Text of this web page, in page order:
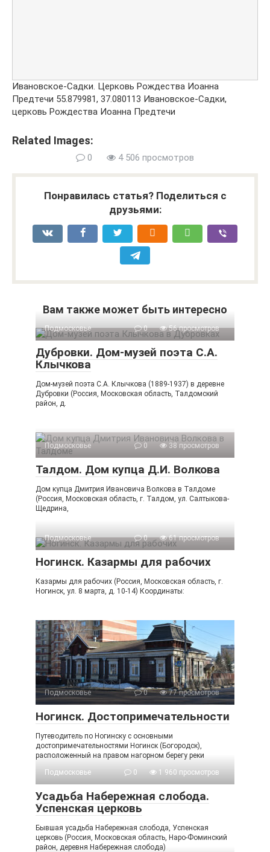
Ивановское-Садки. Церковь Рождества Иоанна
Предтечи 55.879981, 37.080113 Ивановское-Садки,
церковь Рождества Иоанна Предтечи
Related Images:
0 4 506 просмотров
Понравилась статья? Поделиться с
друзьями:
Вам также может быть интересно
Подмосковье 0 56 просмотров
Дубровки. Дом-музей поэта С.А.
Клычкова
Дом-музей поэта С.А. Клычкова (1889-1937) в деревне
Дубровки (Россия, Московская область, Талдомский
район, д.
Подмосковье 0 38 просмотров
Талдом. Дом купца Д.И. Волкова
Дом купца Дмитрия Ивановича Волкова в Талдоме
(Россия, Московская область, г. Талдом, ул. Салтыкова-
Щедрина,
Подмосковье 0 61 просмотров
Ногинск. Казармы для рабочих
Казармы для рабочих (Россия, Московская область, г.
Ногинск, ул. 8 марта, д. 10-14) Координаты:
Подмосковье 0 77 просмотров
Ногинск. Достопримечательности
Путеводитель по Ногинску с основными
достопримечательностями Ногинск (Богородск),
расположенный на правом нагорном берегу реки
Подмосковье
0 1 960 просмотров
Усадьба Набережная слобода.
Успенская церковь
Бывшая усадьба Набережная слобода, Успенская
церковь (Россия, Московская область, Наро-Фоминский
район, деревня Набережная слобода)